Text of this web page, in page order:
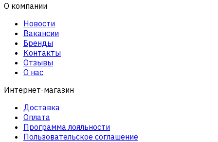
О компании
Новости
Вакансии
Бренды
Контакты
Отзывы
О нас
Интернет-магазин
Доставка
Оплата
Программа лояльности
Пользовательское соглашение